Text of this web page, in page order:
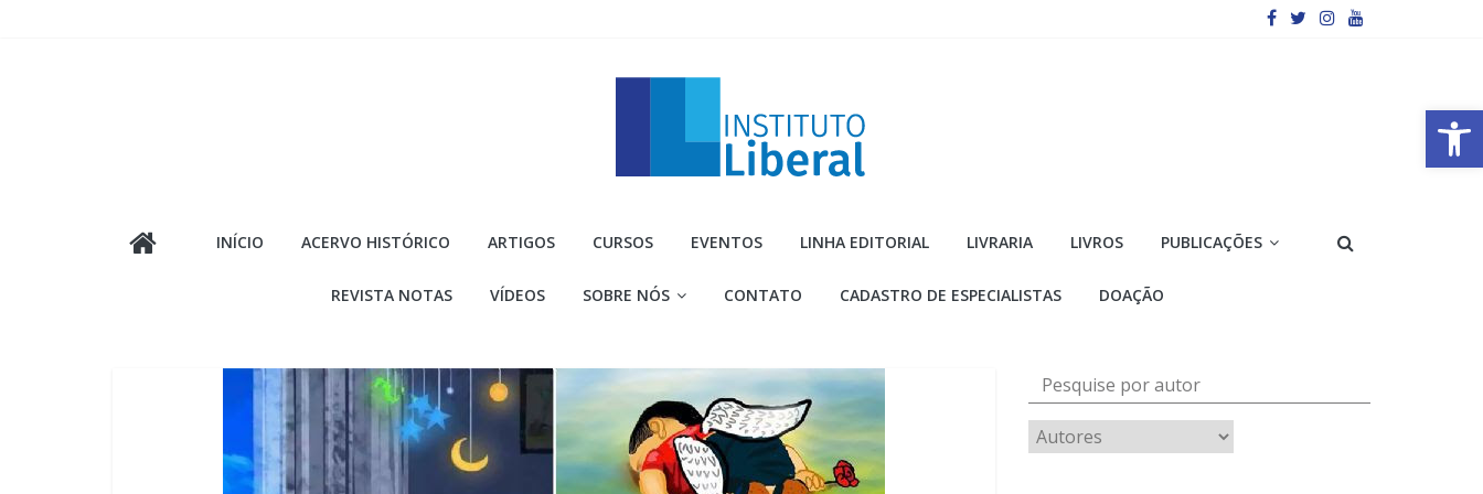
Barra de Ferramentas Aberta
Liberal
a
parte
importante
da
INÍCIO ACERVO HISTÓRICO ARTIGOS CURSOS EVENTOS LINHA EDITORIAL LIVRARIA LIVROS PUBLICAÇÕES
REVISTA NOTAS VÍDEOS SOBRE NÓS CONTATO CADASTRO DE ESPECIALISTAS DOAÇÃO
Pesquise por autor